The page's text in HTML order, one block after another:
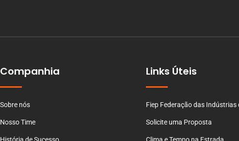
Companhia
Sobre nós
Nosso Time
Links Úteis
Fiep Federação das Indústrias
Solicite uma Proposta